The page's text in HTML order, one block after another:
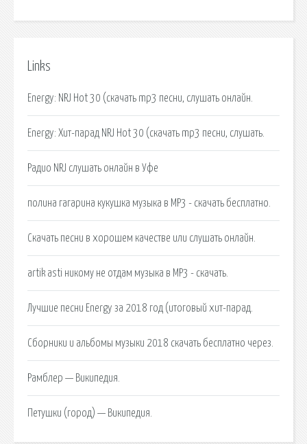
Links
Energy: NRJ Hot 30 (скачать mp3 песни, слушать онлайн.
Energy: Хит-парад NRJ Hot 30 (скачать mp3 песни, слушать.
Радио NRJ слушать онлайн в Уфе
полина гагарина кукушка музыка в MP3 - скачать бесплатно.
Скачать песни в хорошем качестве или слушать онлайн.
artik asti никому не отдам музыка в MP3 - скачать.
Лучшие песни Energy за 2018 год (итоговый хит-парад.
Сборники и альбомы музыки 2018 скачать бесплатно через.
Рамблер — Википедия.
Петушки (город) — Википедия.